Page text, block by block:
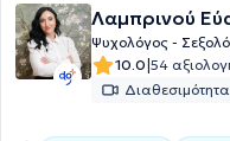
Λαμπρινού
Ψυχολόγος -
10.0|54